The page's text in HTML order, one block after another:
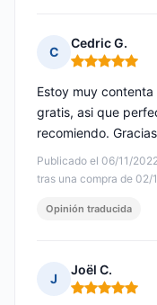
C
Cedric G.
Nota: 5 de 5
Publicado el 06/11/
tras una compra de 02/
Estoy muy
gratis, asi que
recomiendo.
Opinión traducida
J
Joël C.
Nota: 5 de 5